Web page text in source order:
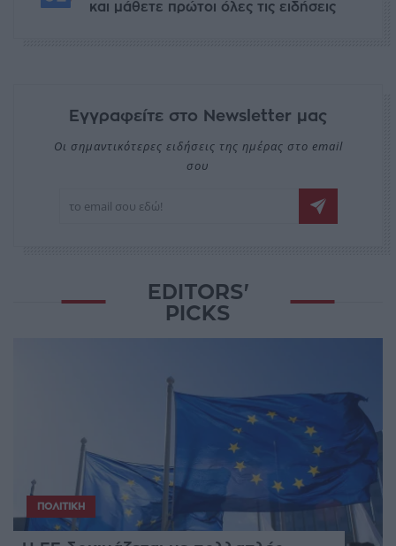
και μάθετε πρώτοι όλες τις ειδήσεις
Εγγραφείτε στο Newsletter μας
Οι σημαντικότερες ειδήσεις της ημέρας στο email
σου
EDITORS'
PICKS
ΠΟΛΙΤΙΚΉ